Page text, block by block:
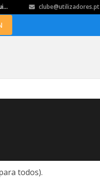
clube@utilizadores.pt
todos).